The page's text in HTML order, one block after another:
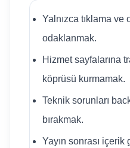
Yalnızca tıklama
odaklanmak.
Hizmet sayfalarına
köprüsü kurmamak.
Teknik sorunları
bırakmak.
Yayın sonrası içerik